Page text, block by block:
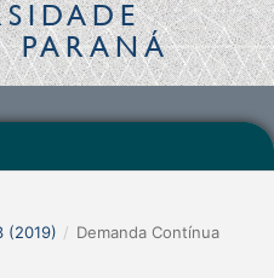
PARANÁ
(2019) / Demanda Contínua